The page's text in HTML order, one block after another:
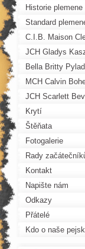
Historie plemene
Standard
C.I.B. Maison
JCH Gladys
Fürge
Bella Britty
MCH Calvin
Pechos
JCH Scarlett
Boy
Krytí
Štěňata
Fotogalerie
Rady
Kontakt
Napište nám
Odkazy
Přátelé
Kdo o naše